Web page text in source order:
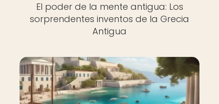
El poder de la mente antigua: Los
sorprendentes inventos de la Grecia
Antigua